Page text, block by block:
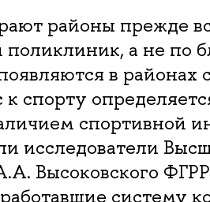
районы прежде
а не по
в районах
к спорту
спортивной
исследователи
Высоковского
систему